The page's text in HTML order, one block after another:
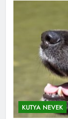
KUTYA NEVEK